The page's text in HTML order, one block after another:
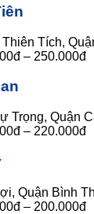
Thiên Tích,
– 250.000đ
Trọng, Quận
– 220.000đ
Quận Bình
– 200.000đ